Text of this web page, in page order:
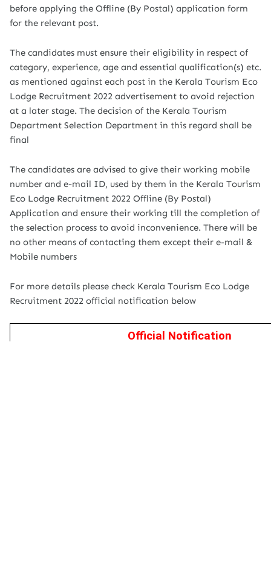
before applying the Offline (By Postal) application form
for the relevant post.
The candidates must ensure their eligibility in respect of
category, experience, age and essential qualification(s) etc.
as mentioned against each post in the Kerala Tourism Eco
Lodge Recruitment 2022 advertisement to avoid rejection
at a later stage. The decision of the Kerala Tourism
Department Selection Department in this regard shall be
final
The candidates are advised to give their working mobile
number and e-mail ID, used by them in the Kerala Tourism
Eco Lodge Recruitment 2022 Offline (By Postal)
Application and ensure their working till the completion of
the selection process to avoid inconvenience. There will be
no other means of contacting them except their e-mail &
Mobile numbers
For more details please check Kerala Tourism Eco Lodge
Recruitment 2022 official notification below
Official Notification